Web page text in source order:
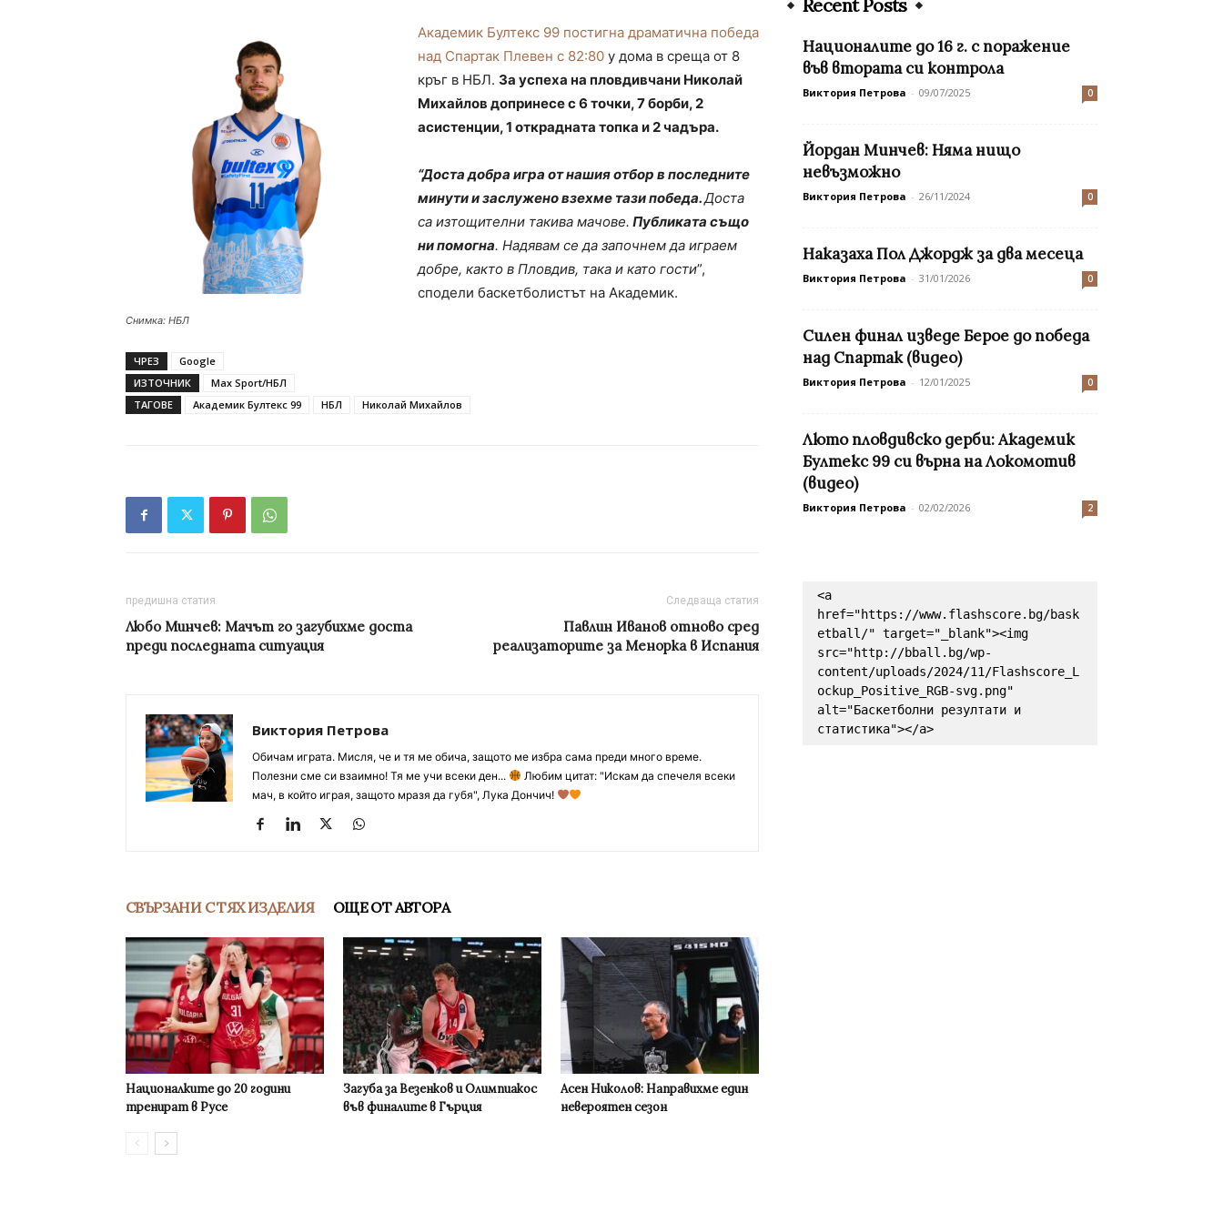
Снимка: НБЛ
Академик Бултекс 99 постигна драматична победа
над Спартак Плевен с 82:80 у дома в среща от 8
кръг в НБЛ. За успеха на пловдивчани Николай
Михайлов допринесе с 6 точки, 7 борби, 2
асистенции, 1 открадната топка и 2 чадъра.
“Доста добра игра от нашия отбор в последните
минути и заслужено взехме тази победа.Доста
са изтощителни такива мачове. Публиката също
ни помогна. Надявам се да започнем да играем
добре, както в Пловдив, така и като гости”,
сподели баскетболистът на Академик.
ЧРЕЗ
Google
ИЗТОЧНИК
Max Sport/НБЛ
ТАГОВЕ
Академик Бултекс 99 НБЛ Николай Михайлов
предишна статия
Любо Минчев: Мачът го загубихме доста
преди последната ситуация
Следваща статия
Павлин Иванов отново сред
реализаторите за Менорка в Испания
Виктория Петрова
Обичам играта. Мисля, че и тя ме обича, защото ме избра сама преди много време.
Полезни сме си взаимно! Тя ме учи всеки ден...
Любим цитат: "Искам да спечеля всеки
мач, в който играя, защото мразя да губя", Лука Дончич!
СВЪРЗАНИ С ТЯХ ИЗДЕЛИЯ ОЩЕ ОТ АВТОРА
Националките до 20 години
тренират в Русе
Загуба за Везенков и Олимпиакос
във финалите в Гърция
Асен Николов: Направихме един
невероятен сезон
Recent Posts
Националите до 16 г. с поражение
във втората си контрола
Виктория Петрова - 09/07/2025 0
Йордан Минчев: Няма нищо
невъзможно
Виктория Петрова - 26/11/2024 0
Наказаха Пол Джордж за два месеца
Виктория Петрова - 31/01/2026 0
Силен финал изведе Берое до победа
над Спартак (видео)
Виктория Петрова - 12/01/2025 0
Люто пловдивско дерби: Академик
Бултекс 99 си върна на Локомотив
(видео)
Виктория Петрова - 02/02/2026 2
<a
href="https://www.flashscore.bg/bask
etball/" target="_blank"><img
src="http://bball.bg/wp-
content/uploads/2024/11/Flashscore_L
ockup_Positive_RGB-svg.png"
alt="Баскетболни резултати и
статистика"></a>